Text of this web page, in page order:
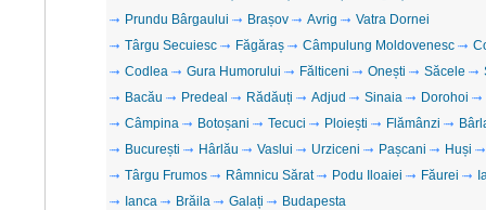
Prundu Bârgaului
Brașov Avrig
Vatra Dornei
Târgu Secuiesc
Făgăraș Câmpulung Moldovenesc
Codlea
Gura Humorului Fălticeni Onești Săcele
Bacău
Predeal Rădăuți Adjud Sinaia
Dorohoi
Câmpina
Botoșani Tecuci Ploiești Flămânzi
București
Hârlău Vaslui Urziceni Pașcani
Huși
Târgu Frumos
Râmnicu Sărat Podu Iloaiei Făurei
Ianca
Brăila Galați Budapesta